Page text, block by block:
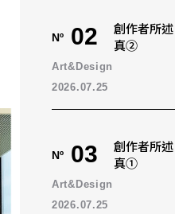
Nº 02
創作者所
真②
Art&Design
2026.07.25
Nº 03
創作者所
真①
Art&Design
2026.07.25